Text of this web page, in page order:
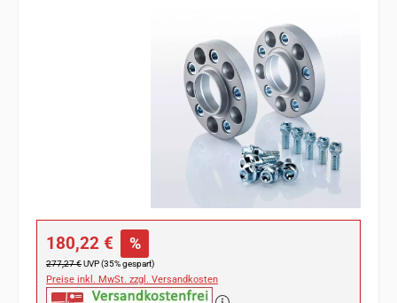
Verkaufspreis:
180,22 € %
Regulärer Preis:
277,27 €UVP (35% gespart)
Preise inkl. MwSt. zzgl. Versandkosten